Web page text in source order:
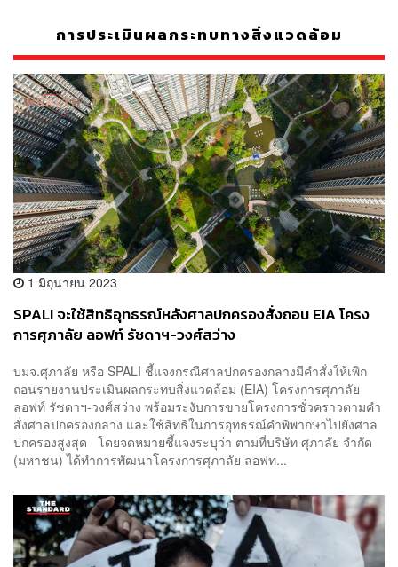
การประเมินผลกระทบทางสิ่งแวดล้อม
1 มิถุนายน 2023
SPALI จะใช้สิทธิอุทธรณ์หลังศาลปกครองสั่งถอน EIA โครง
การศุภาลัย ลอฟท์ รัชดาฯ-วงศ์สว่าง
บมจ.ศุภาลัย หรือ SPALI ชี้แจงกรณีศาลปกครองกลางมีคำสั่งให้เพิก
ถอนรายงานประเมินผลกระทบสิ่งแวดล้อม (EIA) โครงการศุภาลัย
ลอฟท์ รัชดาฯ-วงศ์สว่าง พร้อมระงับการขายโครงการชั่วคราวตามคำ
สั่งศาลปกครองกลาง และใช้สิทธิในการอุทธรณ์คำพิพากษาไปยังศาล
ปกครองสูงสุด โดยจดหมายชี้แจงระบุว่า ตามที่บริษัท ศุภาลัย จำกัด
(มหาชน) ได้ทำการพัฒนาโครงการศุภาลัย ลอฟท...